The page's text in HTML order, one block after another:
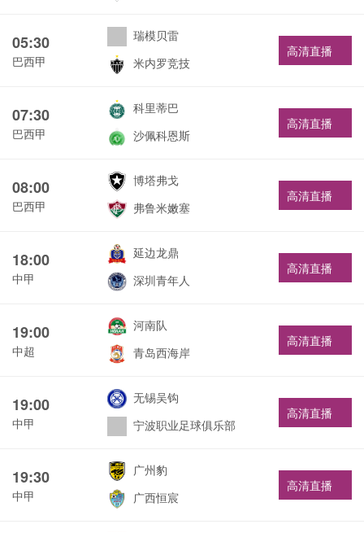
05:30
巴西甲
瑞模贝雷
米内罗竞技
高清直播
07:30
巴西甲
科里蒂巴
沙佩科恩斯
高清直播
08:00
巴西甲
博塔弗戈
弗鲁米嫩塞
高清直播
18:00
中甲
延边龙鼎
深圳青年人
高清直播
19:00
中超
河南队
青岛西海岸
高清直播
19:00
中甲
无锡吴钩
宁波职业足球俱乐部
高清直播
19:30
中甲
广州豹
广西恒宸
高清直播